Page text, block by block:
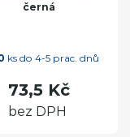
černá
ks do 4-5 prac. dnů
73,5 Kč
bez DPH